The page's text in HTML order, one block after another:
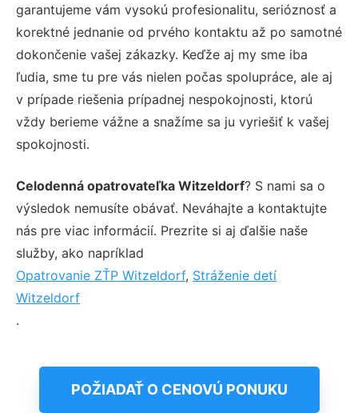
garantujeme vám vysokú profesionalitu, serióznosť a
korektné jednanie od prvého kontaktu až po samotné
dokončenie vašej zákazky. Keďže aj my sme iba
ľudia, sme tu pre vás nielen počas spolupráce, ale aj
v prípade riešenia prípadnej nespokojnosti, ktorú
vždy berieme vážne a snažíme sa ju vyriešiť k vašej
spokojnosti.
Celodenná opatrovateľka Witzeldorf? S nami sa o
výsledok nemusíte obávať. Neváhajte a kontaktujte
nás pre viac informácií. Prezrite si aj ďalšie naše
služby, ako napríklad
Opatrovanie ZŤP Witzeldorf, Stráženie detí
Witzeldorf
.
POŽIADAŤ O CENOVÚ PONUKU